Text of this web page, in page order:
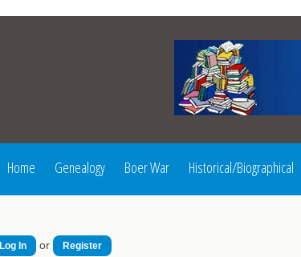
Home Genealogy Boer War Historical/Biographical
Log In or Register